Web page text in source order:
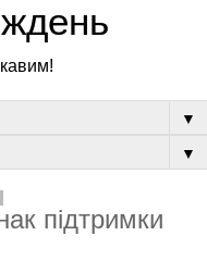
▼
▼
підтримки